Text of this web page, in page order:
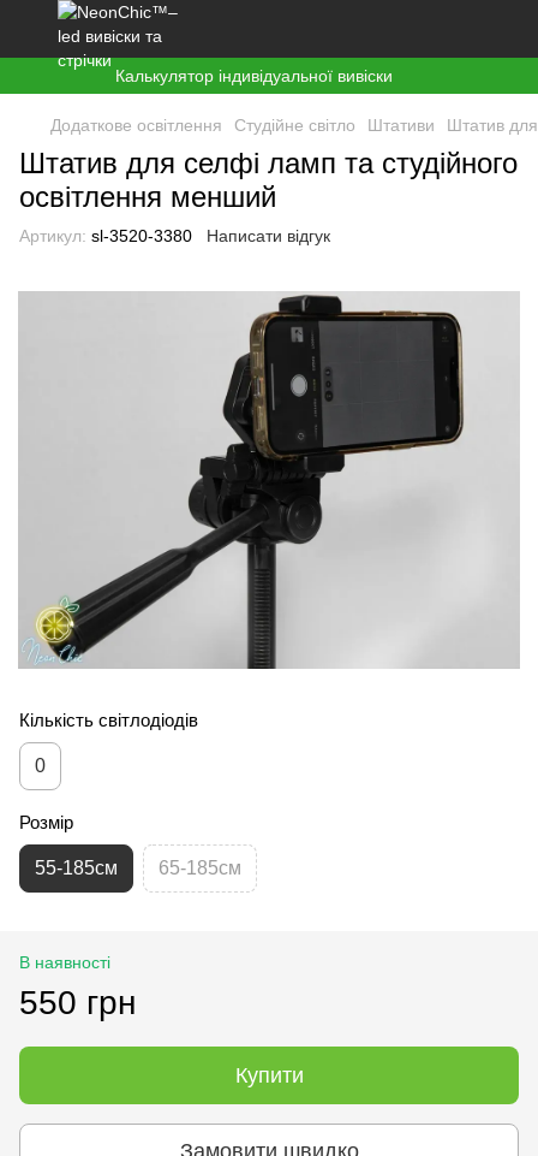
Калькулятор індивідуальної вивіски
Додаткове освітлення Студійне світло Штативи Штатив
Штатив для селфі ламп та студійного
освітлення менший
Артикул: sl-3520-3380 Написати відгук
Кількість світлодіодів
0
Розмір
55-185см 65-185см
В наявності
550 грн
Купити